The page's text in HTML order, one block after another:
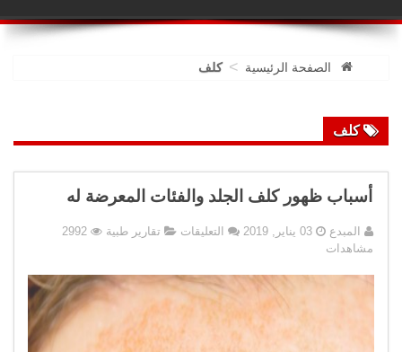
الصفحة الرئيسية > كلف
كلف
أسباب ظهور كلف الجلد والفئات المعرضة له
المبدع 03 يناير, 2019 التعليقات على
كلف
الجلد
والفئات
تقارير طبية
2992
مشاهدات